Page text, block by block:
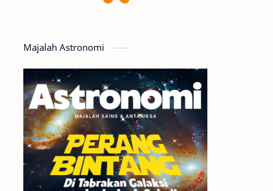
Satelit
Aurora Supernova
Nebula Sponsored
Matahari Mars
Planet Katai Featured
GMT 2016 History
Majalah Astronomi